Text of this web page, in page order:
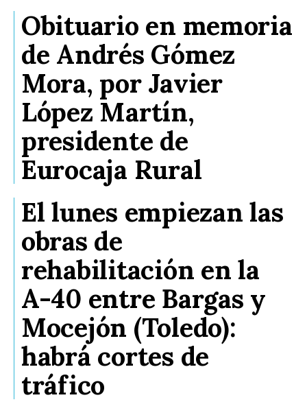
Obituario en memoria
de Andrés Gómez
Mora, por Javier
López Martín,
presidente de
Eurocaja Rural
El lunes empiezan las
obras de
rehabilitación en la
A-40 entre Bargas y
Mocejón (Toledo):
habrá cortes de
tráfico